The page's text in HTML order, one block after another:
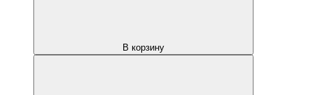
В корзину